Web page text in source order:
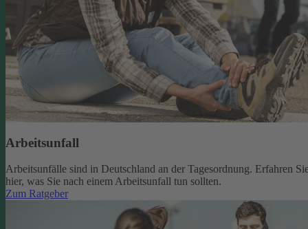
Arbeitsunfall
Arbeitsunfälle sind in Deutschland an der Tagesordnung. Erfahren
hier, was Sie nach einem Arbeitsunfall tun sollten.
Zum Ratgeber